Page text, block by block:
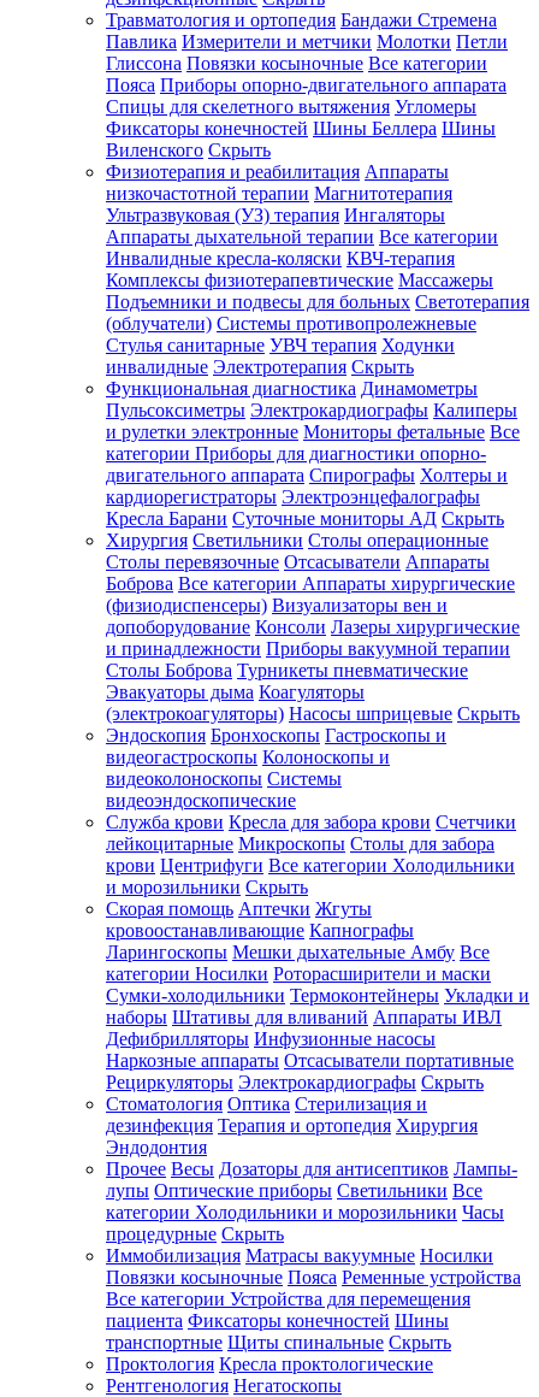
Травматология и ортопедия Бандажи Стремена
Павлика Измерители и метчики Молотки Петли
Глиссона Повязки косыночные Все категории
Пояса Приборы опорно-двигательного аппарата
Спицы для скелетного вытяжения Угломеры
Фиксаторы конечностей Шины Беллера Шины
Виленского Скрыть
Физиотерапия и реабилитация Аппараты
низкочастотной терапии Магнитотерапия
Ультразвуковая (УЗ) терапия Ингаляторы
Аппараты дыхательной терапии Все категории
Инвалидные кресла-коляски КВЧ-терапия
Комплексы физиотерапевтические Массажеры
Подъемники и подвесы для больных Светотерапия
(облучатели) Системы противопролежневые
Стулья санитарные УВЧ терапия Ходунки
инвалидные Электротерапия Скрыть
Функциональная диагностика Динамометры
Пульсоксиметры Электрокардиографы Калиперы
и рулетки электронные Мониторы фетальные Все
категории Приборы для диагностики опорно-
двигательного аппарата Спирографы Холтеры и
кардиорегистраторы Электроэнцефалографы
Кресла Барани Суточные мониторы АД Скрыть
Хирургия Светильники Столы операционные
Столы перевязочные Отсасыватели Аппараты
Боброва Все категории Аппараты хирургические
(физиодиспенсеры) Визуализаторы вен и
допоборудование Консоли Лазеры хирургические
и принадлежности Приборы вакуумной терапии
Столы Боброва Турникеты пневматические
Эвакуаторы дыма Коагуляторы
(электрокоагуляторы) Насосы шприцевые Скрыть
Эндоскопия Бронхоскопы Гастроскопы и
видеогастроскопы Колоноскопы и
видеоколоноскопы Системы
видеоэндоскопические
Служба крови Кресла для забора крови Счетчики
лейкоцитарные Микроскопы Столы для забора
крови Центрифуги Все категории Холодильники
и морозильники Скрыть
Скорая помощь Аптечки Жгуты
кровоостанавливающие Капнографы
Ларингоскопы Мешки дыхательные Амбу Все
категории Носилки Роторасширители и маски
Сумки-холодильники Термоконтейнеры Укладки и
наборы Штативы для вливаний Аппараты ИВЛ
Дефибрилляторы Инфузионные насосы
Наркозные аппараты Отсасыватели портативные
Рециркуляторы Электрокардиографы Скрыть
Стоматология Оптика Стерилизация и
дезинфекция Терапия и ортопедия Хирургия
Эндодонтия
Прочее Весы Дозаторы для антисептиков Лампы-
лупы Оптические приборы Светильники Все
категории Холодильники и морозильники Часы
процедурные Скрыть
Иммобилизация Матрасы вакуумные Носилки
Повязки косыночные Пояса Ременные устройства
Все категории Устройства для перемещения
пациента Фиксаторы конечностей Шины
транспортные Щиты спинальные Скрыть
Проктология Кресла проктологические
Рентгенология Негатоскопы